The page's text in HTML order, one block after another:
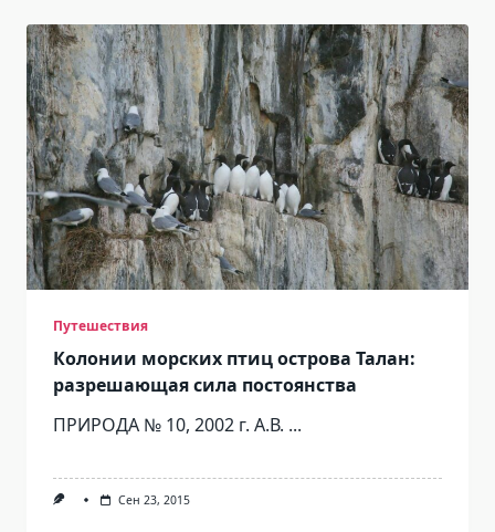
Путешествия
Колонии морских птиц острова Талан:
разрешающая сила постоянства
ПРИРОДА № 10, 2002 г. А.В. ...
Сен 23, 2015